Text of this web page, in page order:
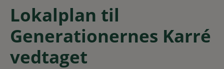
Lokalplan til
Generationernes Karré
vedtaget